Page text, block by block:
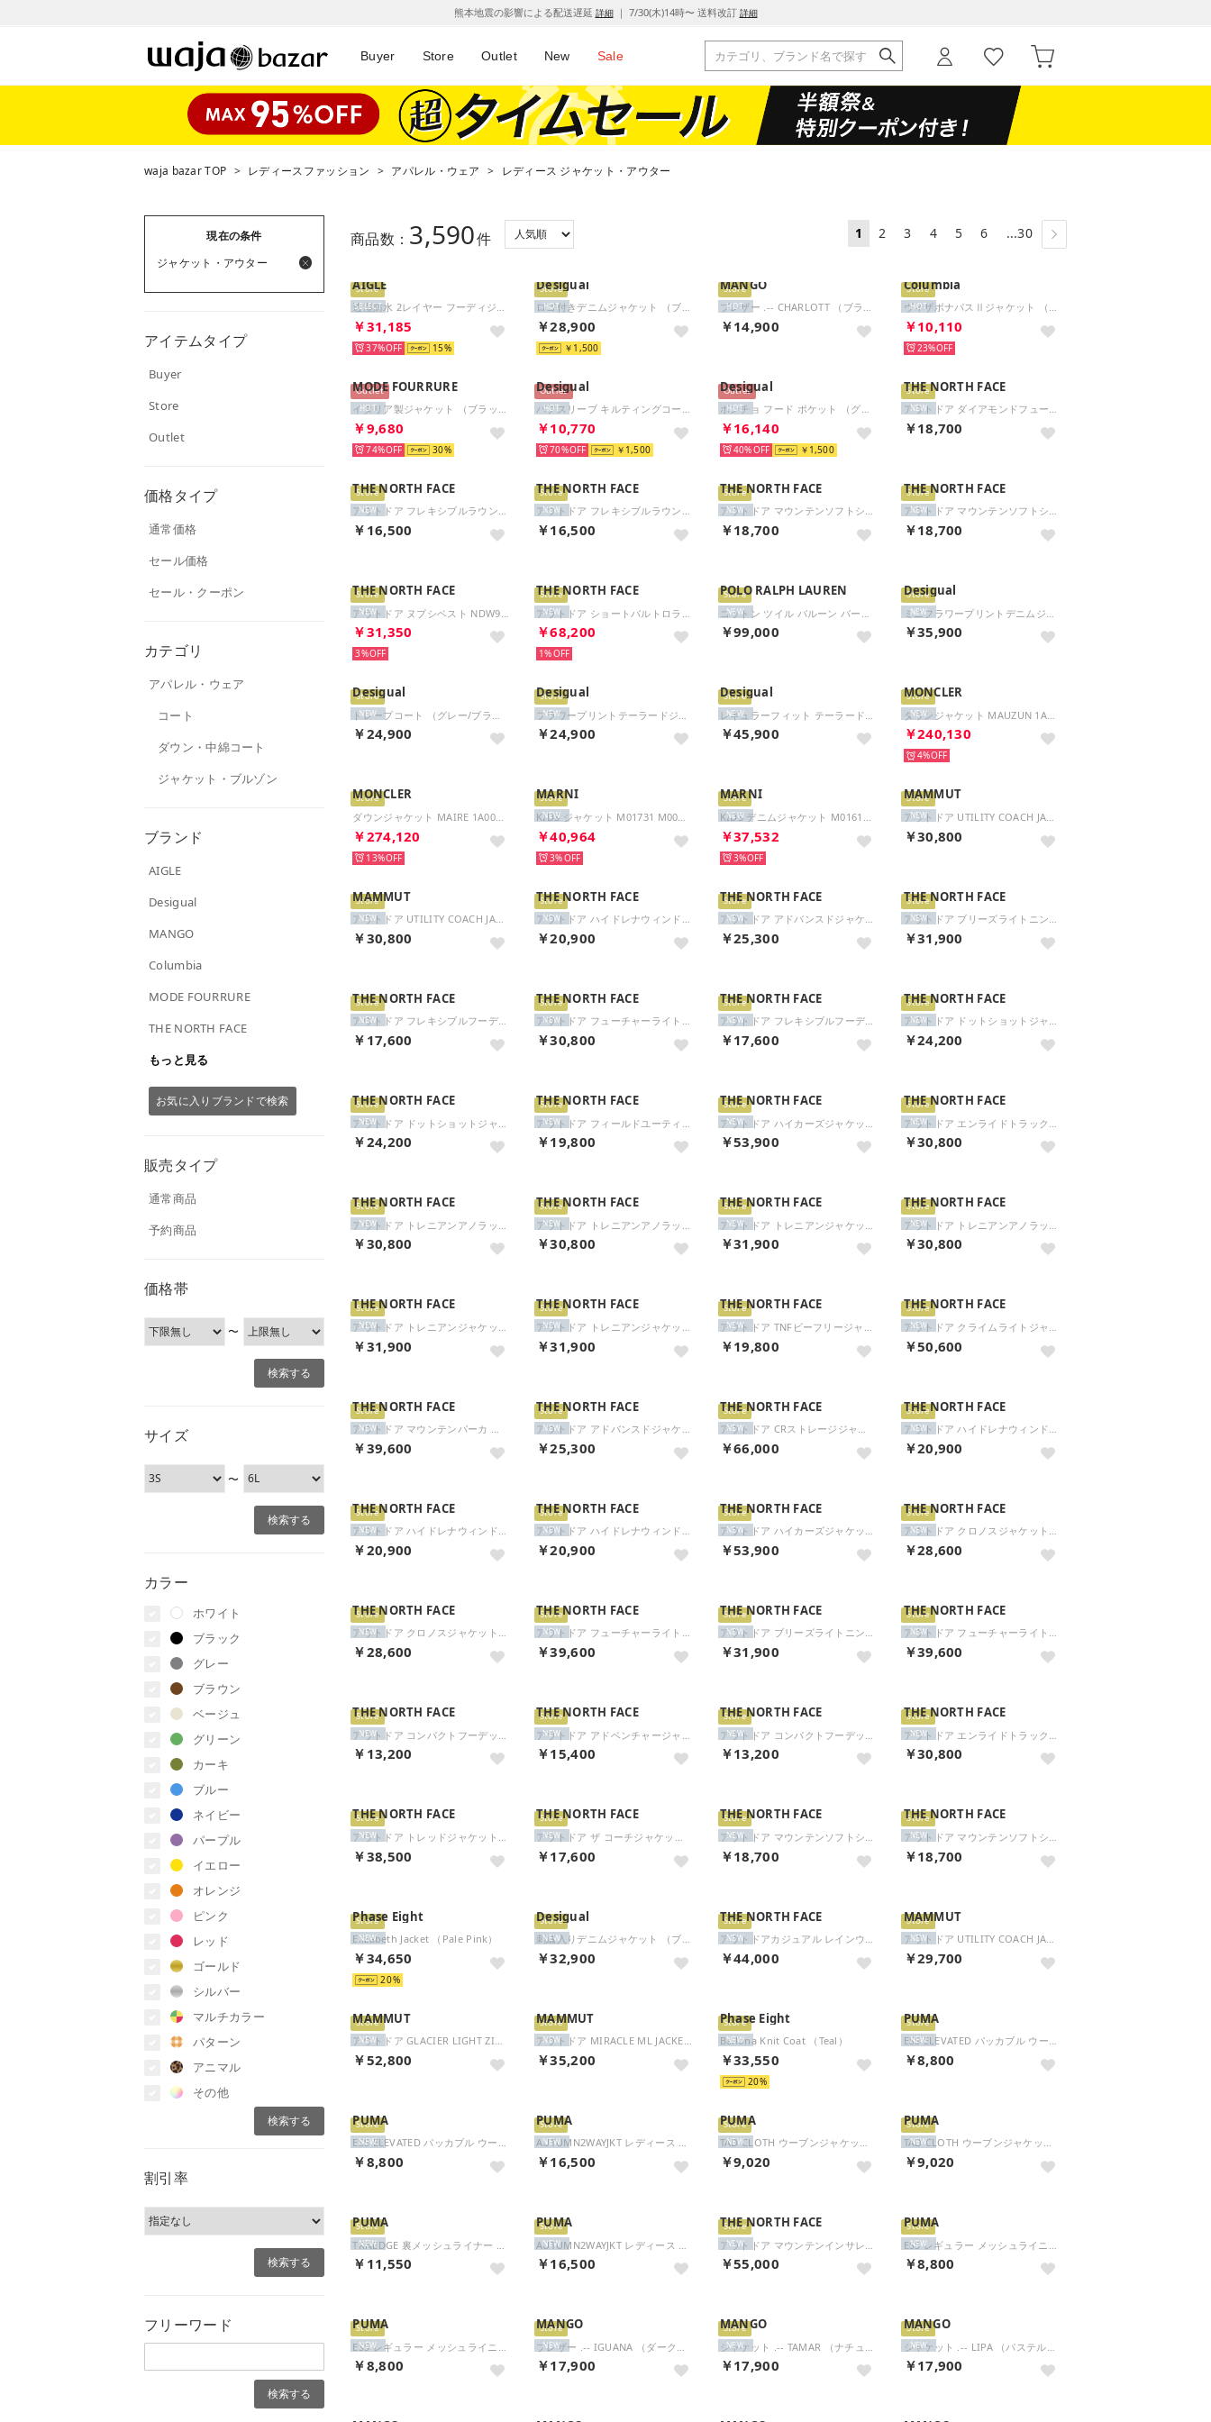
熊本地震の影響による配送遅延 詳細｜ 7/30(木)14時〜 送料改訂 詳細
Buyer Store Outlet New Sale
waja bazar TOP > レディースファッション > アパレル・ウェア > レディース ジャケット・アウター
現在の条件
ジャケット・アウター
アイテムタイプ
Buyer
Store
Outlet
価格タイプ
通常価格
セール価格
セール・クーポン
カテゴリ
アパレル・ウェア
コート
ダウン・中綿コート
ジャケット・ブルゾン
ブランド
AIGLE
Desigual
MANGO
Columbia
MODE FOURRURE
THE NORTH FACE
もっと見る
お気に入りブランドで検索
販売タイプ
通常商品
予約商品
価格帯
〜
サイズ
〜
カラー
ホワイト
ブラック
グレー
ブラウン
ベージュ
グリーン
カーキ
ブルー
ネイビー
パープル
イエロー
オレンジ
ピンク
レッド
ゴールド
シルバー
マルチカラー
パターン
アニマル
その他
割引率
フリーワード
商品数： 3,590件 1 2 3 4 5 6 ...30
Store
AIGLE
透湿防水 2レイヤー フーディジャケット RP （ホワイト)
￥31,185
SELECT
37% 15
Store
Desigual
ロゴ付きデニムジャケット （ブルー）
￥28,900
HOT
￥1,500
Store
MANGO
ブレザー .-- CHARLOTT （ブラウン）
￥14,900
HOT
Store
Columbia
ヴィザボナパスⅡジャケット （Black）
￥10,110
HOT
23%
Outlet
MODE FOURRURE
イタリア製ジャケット （ブラック）
￥9,680
HOT
74% 30
Outlet
Desigual
パフスリーブ キルティングコート （ブラック）
￥10,770
HOT
70% ￥1,500
Outlet
Desigual
ポンチョ フード ポケット （グレー/ブラック）
￥16,140
HOT
40% ￥1,500
Store
THE NORTH FACE
アウトドア ダイアモンドフューズアクションウィンドフーディ レディース アウター 上着 パー （K ブラック）
￥18,700
NEW
Store
THE NORTH FACE
アウトドア フレキシブルラウンドネックジャケット Flexible Roundneck Jacket レディ （ZC ミックスチャコール）
￥16,500
NEW
Store
THE NORTH FACE
アウトドア フレキシブルラウンドネックジャケット Flexible Roundneck Jacket レディ （K ブラック）
￥16,500
NEW
Store
THE NORTH FACE
アウトドア マウンテンソフトシェルフーディ NPW22603 （K ブラック）
￥18,700
NEW
Store
THE NORTH FACE
アウトドア マウンテンソフトシェルフーディ NPW22603 （CL クレイグレー）
￥18,700
NEW
Store
THE NORTH FACE
￥31,350
NEW
3%
Store
THE NORTH FACE
￥68,200
NEW
1%
Store
POLO RALPH LAUREN
￥99,000
NEW
Store
Desigual
￥35,900
NEW
Store
Desigual
￥24,900
NEW
Store
Desigual
￥24,900
NEW
Store
Desigual
￥45,900
NEW
Store
MONCLER
￥240,130
NEW
4%
Store
MONCLER
￥274,120
13%
Store
MARNI
￥40,964
NEW
3%
Store
MARNI
￥37,532
NEW
3%
Store
MAMMUT
￥30,800
NEW
Store
MAMMUT
アウトドア UTILITY COACH JACKET AF 101200760 （MARINE）
￥30,800
NEW
Store
THE NORTH FACE
アウトドア ハイドレナウィンドジャケット HYDRENA WIND JACKET メンズ レディース ウイン （K ブラック）
￥20,900
NEW
Store
THE NORTH FACE
アウトドア アドバンスドジャケット メンズ レディース アウター 上着 撥水加工 雨 雪 シンプ （K ブラック）
￥25,300
NEW
Store
THE NORTH FACE
アウトドア ブリーズライトニングコート NPW12660 （SP スモークドパール）
￥31,900
NEW
Store
THE NORTH FACE
アウトドア フレキシブルフーディ FLEXIBLE HOODIE レディース シェルPF LOGOWEAR （K ブラック）
￥17,600
NEW
Store
THE NORTH FACE
アウトドア フューチャーライトドリズルジャケット レディース FL Drizzle Jacket トップス （IC アイアンシトラス）
￥30,800
NEW
Store
THE NORTH FACE
アウトドア フレキシブルフーディ FLEXIBLE HOODIE レディース シェルPF LOGOWEAR （ZC ミックスチャコール）
￥17,600
NEW
Store
THE NORTH FACE
アウトドア ドットショットジャケット DOT SHOT JACKET メンズ レディース トップス コート （AG アスファルトグレー）
￥24,200
NEW
Store
THE NORTH FACE
￥24,200
NEW
Store
THE NORTH FACE
￥19,800
NEW
Store
THE NORTH FACE
￥53,900
NEW
Store
THE NORTH FACE
￥30,800
NEW
Store
THE NORTH FACE
￥30,800
NEW
Store
THE NORTH FACE
￥30,800
NEW
Store
THE NORTH FACE
￥31,900
NEW
Store
THE NORTH FACE
￥30,800
NEW
Store
THE NORTH FACE
￥31,900
NEW
Store
THE NORTH FACE
￥31,900
NEW
Store
THE NORTH FACE
￥19,800
NEW
Store
THE NORTH FACE
￥50,600
NEW
Store
THE NORTH FACE
アウトドア マウンテンパーカ メンズ フーディ アウター 上着 ジャケット 撥水 軽量 秋冬 シ （CK クラシックカーキ）
￥39,600
NEW
Store
THE NORTH FACE
アウトドア アドバンスドジャケット メンズ レディース アウター 上着 撥水加工 雨 雪 シンプ （AG アスファルトグレー）
￥25,300
NEW
Store
THE NORTH FACE
アウトドア CRストレージジャケット メンズ レディース アウター 上着 フーディ 防水 手ぶら （KT ケルプタン）
￥66,000
NEW
Store
THE NORTH FACE
アウトドア ハイドレナウィンドジャケット メンズ レディース アウター 上着 トップス はっ水 （FS フォッシルアイボリー×ス）
￥20,900
NEW
Store
THE NORTH FACE
アウトドア ハイドレナウィンドジャケット メンズ レディース アウター 上着 トップス はっ水 （EK エンドレスダスク×ブラッ）
￥20,900
NEW
Store
THE NORTH FACE
アウトドア ハイドレナウィンドジャケット メンズ レディース アウター 上着 トップス はっ水 （AG アスファルトグレー）
￥20,900
NEW
Store
THE NORTH FACE
アウトドア ハイカーズジャケット NPW12610 （ST ストーンスラブ）
￥53,900
NEW
Store
THE NORTH FACE
アウトドア クロノスジャケット NPW12652 （K ブラック）
￥28,600
NEW
Store
THE NORTH FACE
アウトドア クロノスジャケット NPW12652 （ST ストーンスラブ）
￥28,600
NEW
Store
THE NORTH FACE
アウトドア フューチャーライトドリズルジャケット NPW12601 （K ブラック）
￥39,600
NEW
Store
THE NORTH FACE
アウトドア ブリーズライトニングコート NPW12660 （K ブラック）
￥31,900
NEW
Store
THE NORTH FACE
アウトドア フューチャーライトドリズルジャケット NPW12601 （CL クレイグレー）
￥39,600
NEW
Store
THE NORTH FACE
￥13,200
NEW
Store
THE NORTH FACE
￥15,400
NEW
Store
THE NORTH FACE
￥13,200
NEW
Store
THE NORTH FACE
￥30,800
NEW
Store
THE NORTH FACE
￥38,500
NEW
Store
THE NORTH FACE
￥17,600
NEW
Store
THE NORTH FACE
￥18,700
NEW
Store
THE NORTH FACE
￥18,700
NEW
Store
Phase Eight
Elizabeth Jacket （Pale Pink）
￥34,650
NEW
20
Store
Desigual
刺繍入りデニムジャケット （ブルー）
￥32,900
NEW
Store
THE NORTH FACE
アウトドアカジュアル レインウェア Mountain Rounder Jacket_マウンテンラウンダージャケット（レディース） （ブラック）
￥44,000
NEW
Store
MAMMUT
アウトドア UTILITY COACH JACKET AF 101200760 （D.MARSH-BK）
￥29,700
NEW
Store
MAMMUT
アウトドア GLACIER LIGHT ZIP-IN JACKET AF 101303880 （0001 BLACK）
￥52,800
NEW
Store
MAMMUT
アウトドア MIRACLE ML JACKET AF 101405341 （40284 DARKMARSH）
￥35,200
NEW
Store
Phase Eight
Bellona Knit Coat （Teal）
￥33,550
NEW
20
Store
PUMA
ESS ELEVATED パッカブル ウーブン JKT 693754 （01 PUMABLACK）
￥8,800
NEW
Store
PUMA
ESS ELEVATED パッカブル ウーブン JKT 693754 （42 SILVERMIST）
￥8,800
NEW
Store
PUMA
AUTUMN2WAYJKT レディース ウィメンズ 女性 ジャケット アウター ジャンパー 上着 防寒 裏起毛 ポケット 高機能 ロゴ （87 WARMWHITE）
￥16,500
NEW
Store
PUMA
TAD CLOTH ウーブンジャケット 527028 （02 PUMAWHITE）
￥9,020
NEW
Store
PUMA
TAD CLOTH ウーブンジャケット 527028 （01 PUMABLACK）
￥9,020
NEW
Store
PUMA
￥11,550
NEW
Store
PUMA
￥16,500
NEW
Store
THE NORTH FACE
￥55,000
NEW
Store
PUMA
￥8,800
NEW
Store
PUMA
￥8,800
NEW
Store
MANGO
￥17,900
NEW
Store
MANGO
￥17,900
NEW
Store
MANGO
￥17,900
NEW